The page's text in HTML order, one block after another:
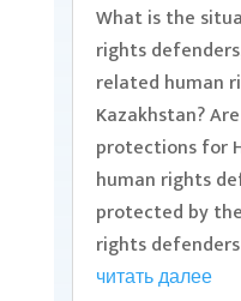
What is the
rights
related human
Kazakhstan?
protections for
human rights
protected by
rights
читать далее